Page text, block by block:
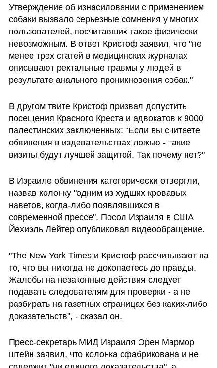
Утверждение об изнасиловании с применением
собаки вызвало серьезные сомнения у многих
пользователей, посчитавших такое физически
невозможным. В ответ Кристоф заявил, что "не
менее трех статей в медицинских журналах
описывают ректальные травмы у людей в
результате анального проникновения собак."
В другом твите Кристоф призвал допустить
посещения Красного Креста и адвокатов к 9000
палестинских заключенных: "Если вы считаете
обвинения в издевательствах ложью - такие
визиты будут лучшей защитой. Так почему нет?"
В Израиле обвинения категорически отвергли,
назвав колонку "одним из худших кровавых
наветов, когда-либо появлявшихся в
современной прессе". Посол Израиля в США
Йехиэль Лейтер опубликовал видеообращение.
"The New York Times и Кристоф рассчитывают на
то, что вы никогда не докопаетесь до правды.
Жалобы на незаконные действия следует
подавать следователям для проверки - а не
разбирать на газетных страницах без каких-либо
доказательств", - сказал он.
Пресс-секретарь МИД Израиля Орен Мармор​
штейн заявил, что колонка сфабрикована и не